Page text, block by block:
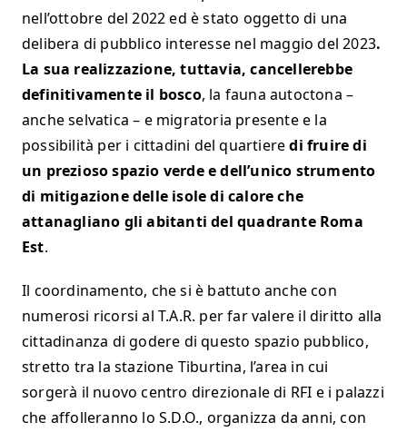
nell’ottobre del 2022 ed è stato oggetto di una
delibera di pubblico interesse nel maggio del 2023.
La sua realizzazione, tuttavia, cancellerebbe
definitivamente il bosco, la fauna autoctona –
anche selvatica – e migratoria presente e la
possibilità per i cittadini del quartieredi fruire di
un prezioso spazio verde e dell’unico strumento
di mitigazione delle isole di calore che
attanagliano gli abitanti del quadrante Roma
Est.
Il coordinamento, che si è battuto anche con
numerosi ricorsi al T.A.R. per far valere il diritto alla
cittadinanza di godere di questo spazio pubblico,
stretto tra la stazione Tiburtina, l’area in cui
sorgerà il nuovo centro direzionale di RFI e i palazzi
che affolleranno lo S.D.O., organizza da anni, con